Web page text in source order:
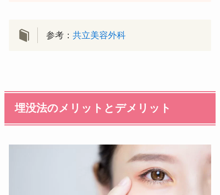
参考：共立美容外科
埋没法のメリットとデメリット